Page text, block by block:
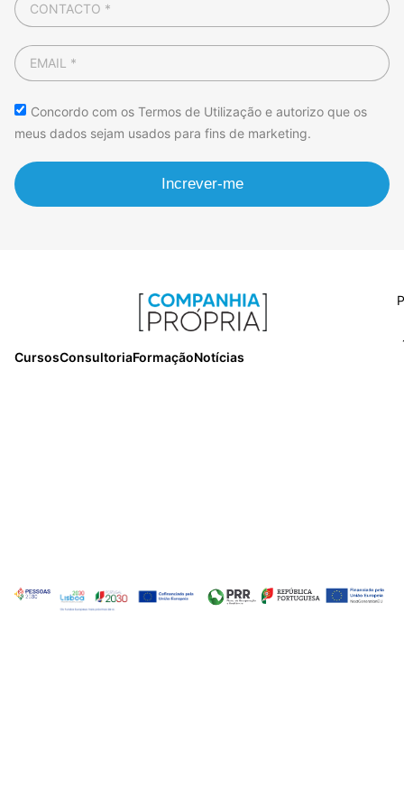
Concordo com os Termos de Utilização e autorizo que os
meus dados sejam usados para fins de marketing.
Increver-me
CursosConsultoriaFormaçãoNotícias